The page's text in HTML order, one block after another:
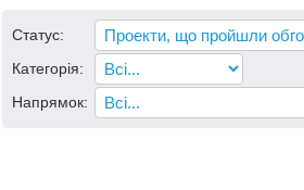
Статус:
Категорія:
Напрямок: